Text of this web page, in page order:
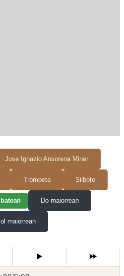
Jose Ignazio Ansorena Miner
Trompeta Silbote
Do maiorrean
maiorrean